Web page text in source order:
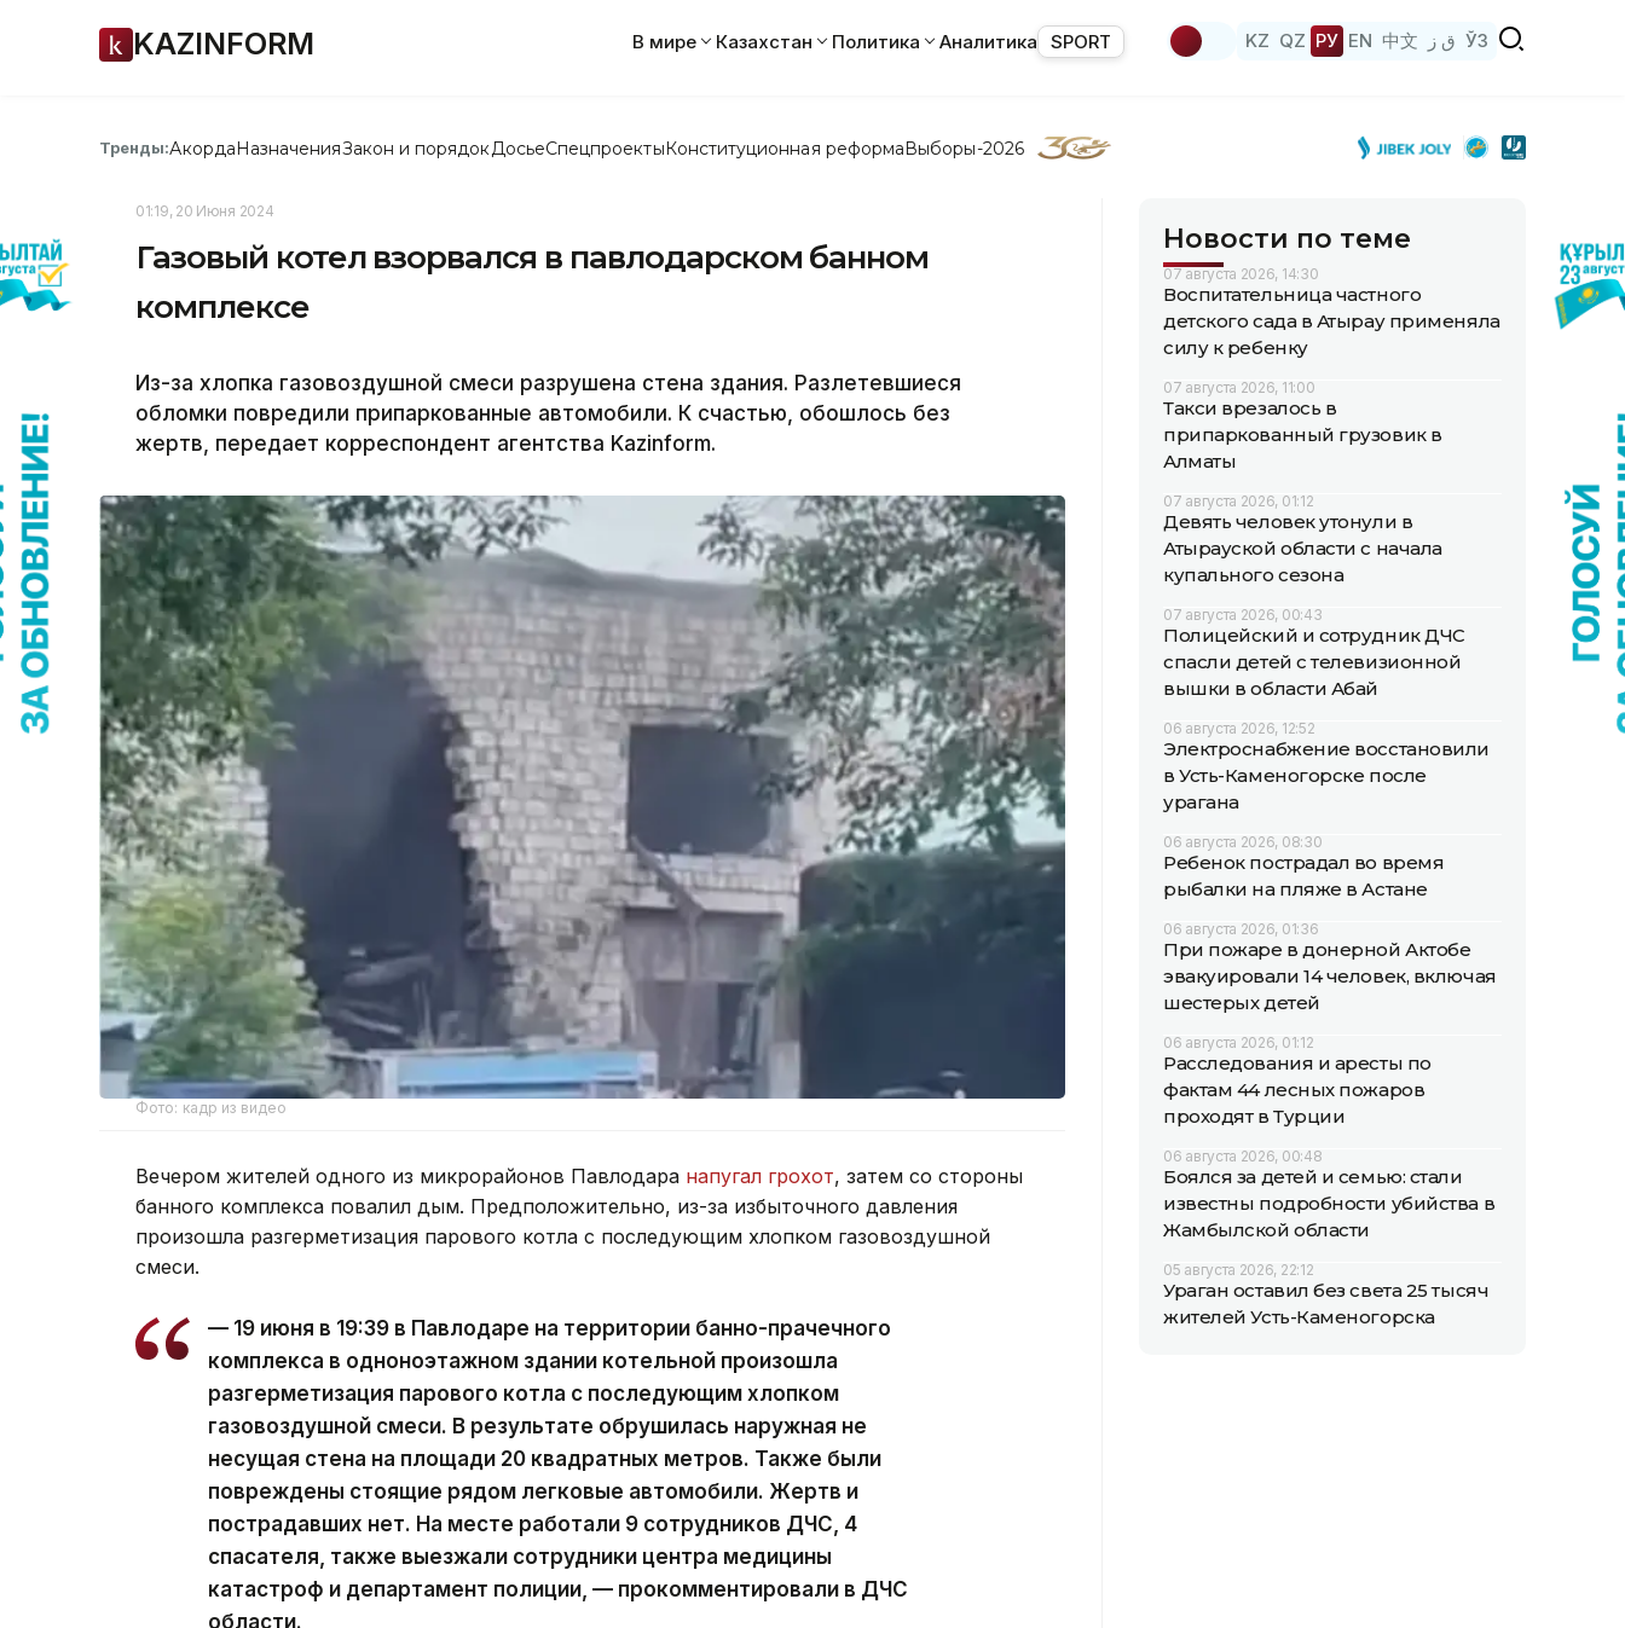
KAZINFORM В мире Казахстан Политика Аналитика SPORT KZ QZ РУ EN 中文 ق ز ЎЗ
Тренды:АкордаНазначенияЗакон и порядок ДосьеСпецпроектыКонституционная реформаВыборы-2026
01:19, 20 Июня 2024
Газовый котел взорвался в павлодарском банном
комплексе
Из-за хлопка газовоздушной смеси разрушена стена здания. Разлетевшиеся
обломки повредили припаркованные автомобили. К счастью, обошлось без
жертв, передает корреспондент агентства Kazinform.
Фото: кадр из видео
Вечером жителей одного из микрорайонов Павлодара напугал грохот, затем со стороны
банного комплекса повалил дым. Предположительно, из-за избыточного давления
произошла разгерметизация парового котла с последующим хлопком газовоздушной
смеси.
— 19 июня в 19:39 в Павлодаре на территории банно-прачечного
комплекса в одноноэтажном здании котельной произошла
разгерметизация парового котла с последующим хлопком
газовоздушной смеси. В результате обрушилась наружная не
несущая стена на площади 20 квадратных метров. Также были
повреждены стоящие рядом легковые автомобили. Жертв и
пострадавших нет. На месте работали 9 сотрудников ДЧС, 4
спасателя, также выезжали сотрудники центра медицины
катастроф и департамент полиции, — прокомментировали в ДЧС
области.
Новости по теме
07 августа 2026, 14:30
Воспитательница частного
детского сада в Атырау применяла
силу к ребенку
07 августа 2026, 11:00
Такси врезалось в
припаркованный грузовик в
Алматы
07 августа 2026, 01:12
Девять человек утонули в
Атырауской области с начала
купального сезона
07 августа 2026, 00:43
Полицейский и сотрудник ДЧС
спасли детей с телевизионной
вышки в области Абай
06 августа 2026, 12:52
Электроснабжение восстановили
в Усть-Каменогорске после
урагана
06 августа 2026, 08:30
Ребенок пострадал во время
рыбалки на пляже в Астане
06 августа 2026, 01:36
При пожаре в донерной Актобе
эвакуировали 14 человек, включая
шестерых детей
06 августа 2026, 01:12
Расследования и аресты по
фактам 44 лесных пожаров
проходят в Турции
06 августа 2026, 00:48
Боялся за детей и семью: стали
известны подробности убийства в
Жамбылской области
05 августа 2026, 22:12
Ураган оставил без света 25 тысяч
жителей Усть-Каменогорска